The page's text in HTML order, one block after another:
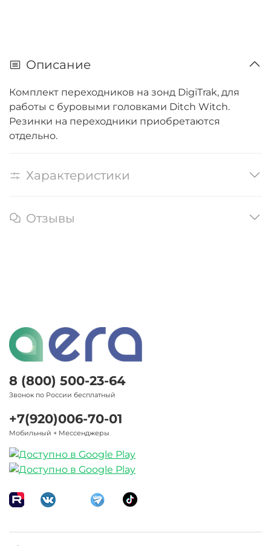
Описание
Комплект переходников на зонд DigiTrak, для
работы c буровыми головками Ditch Witch.
Резинки на переходники приобретаются
отдельно.
Характеристики
Отзывы
8 (800) 500-23-64
Звонок по России бесплатный
+7(920)006-70-01
Мобильный + Мессенджеры